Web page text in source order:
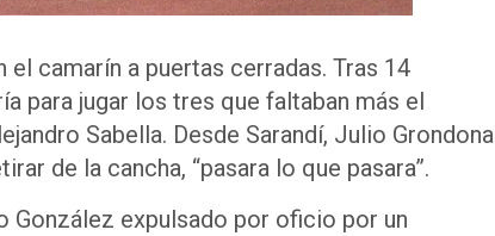
camarín a puertas cerradas. Tras 14
para jugar los tres que faltaban más el
Sabella. Desde Sarandí, Julio Grondona
de la cancha, “pasara lo que pasara”.
González expulsado por oficio por un